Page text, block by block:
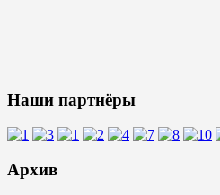
Наши партнёры
Архив